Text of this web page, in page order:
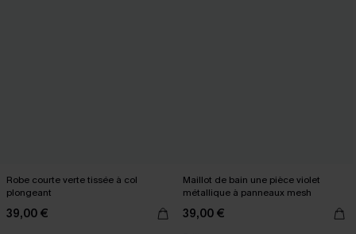
Robe courte verte tissée à col
plongeant
39,00 €
Maillot de bain une pièce violet
métallique à panneaux mesh
39,00 €